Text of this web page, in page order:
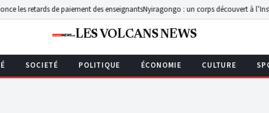
de paiement des enseignantsNyiragongo : un corps découvert à l’Institut Kibumba
SOCIETÉ POLITIQUE ÉCONOMIE CULTURE
LES VOLCANS NEWS